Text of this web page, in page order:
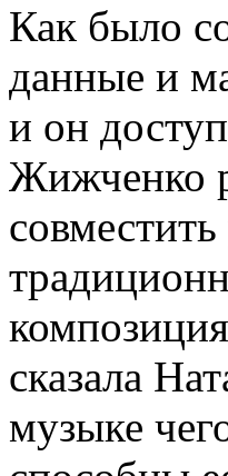
Как было
данные и
и он
Жижченко
сказала
музыке